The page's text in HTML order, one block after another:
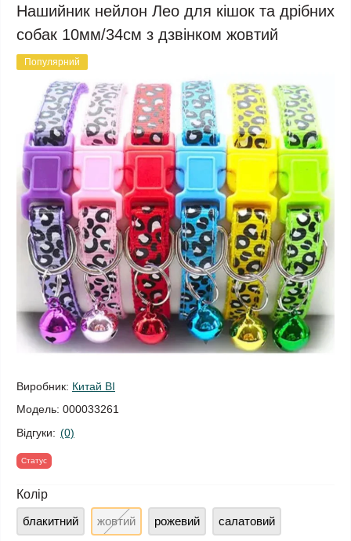
Нашийник нейлон Лео для кішок та дрібних
собак 10мм/34см з дзвінком жовтий
Популярний
Виробник: Китай ВІ
Модель: 000033261
Відгуки: (0)
Статус
Колір
блакитний
жовтий рожевий салатовий